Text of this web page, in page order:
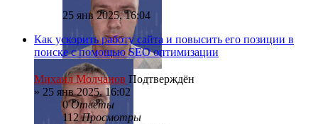
25 янв 2025, 16:04
Как ускорить работу сайта и повысить его позиции в
поиске с помощью SEO оптимизации
Михаил Молчанов Подтверждён
» 25 янв 2025, 16:02
0Ответы
112Просмотры